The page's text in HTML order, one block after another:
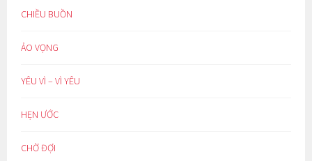
CHIỀU BUỒN
ẢO VỌNG
YÊU VÌ – VÌ YÊU
HẸN ƯỚC
CHỜ ĐỢI